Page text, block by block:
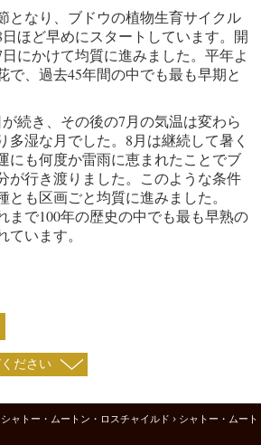
となり、ブドウの植物生育サイクル
ほど早めにスタートしています。開
にかけて均質に進みました。平年よ
で、過去45年間の中でも最も早期と
続き、その後の7月の気温は変わら
多湿な月でした。8月は継続して暑く
にも何度か雷雨に恵まれたことでブ
が行き渡りました。このような条件
も区画ごと均質に進みました。
まで100年の歴史の中でも最も早熟の
います。
シャトー・ムートン・ロスチャイルド > シャトー・ムート